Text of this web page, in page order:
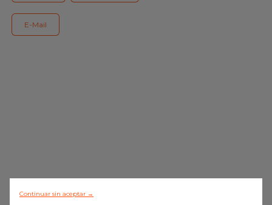
Gama EUROREPAR
E-Mail
Continuar sin aceptar →